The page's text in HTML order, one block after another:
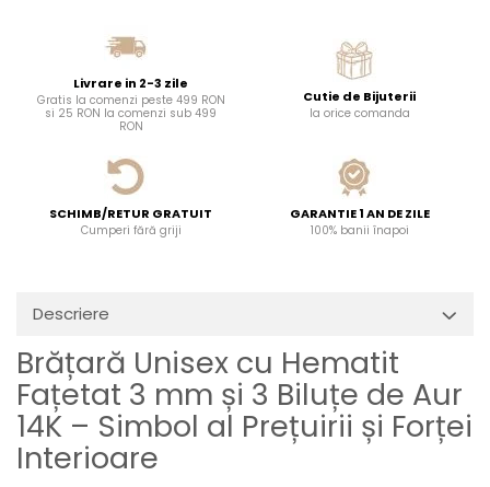
Livrare in 2-3 zile
Gratis la comenzi peste 499 RON
si 25 RON la comenzi sub 499
RON
Cutie de Bijuterii
la orice comanda
SCHIMB/RETUR GRATUIT
Cumperi fără griji
GARANTIE 1 AN DE ZILE
100% banii înapoi
Descriere
Brățară Unisex cu Hematit
Fațetat 3 mm și 3 Biluțe de Aur
14K – Simbol al Prețuirii și Forței
Interioare